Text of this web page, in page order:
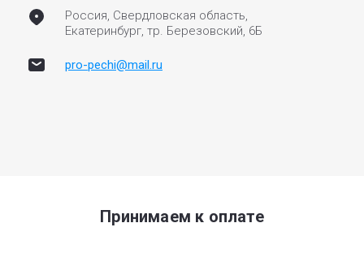
Россия, Свердловская область,
Екатеринбург, тр. Березовский, 6Б
pro-pechi@mail.ru
Принимаем к оплате